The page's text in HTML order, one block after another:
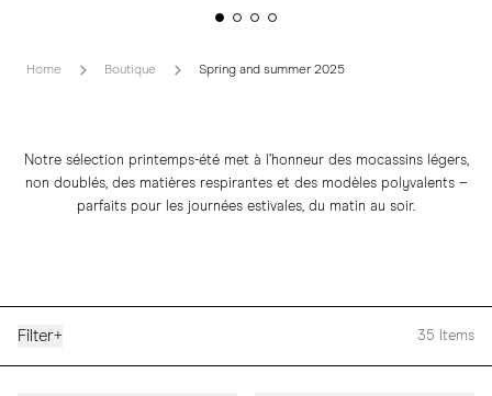
Home Boutique Spring and summer 2025
Notre sélection printemps-été met à l’honneur des mocassins légers,
non doublés, des matières respirantes et des modèles polyvalents –
parfaits pour les journées estivales, du matin au soir.
Filter+ 35 Items